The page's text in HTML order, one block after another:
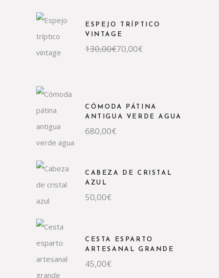
70,00€.
40,00€.
ESPEJO TRÍPTICO
VINTAGE
130,00€
El
precio
70,00€
El
precio
CÓMODA PÁTINA
ANTIGUA VERDE AGUA
680,00€
CABEZA DE CRISTAL
AZUL
50,00€
CESTA ESPARTO
ARTESANAL GRANDE
45,00€